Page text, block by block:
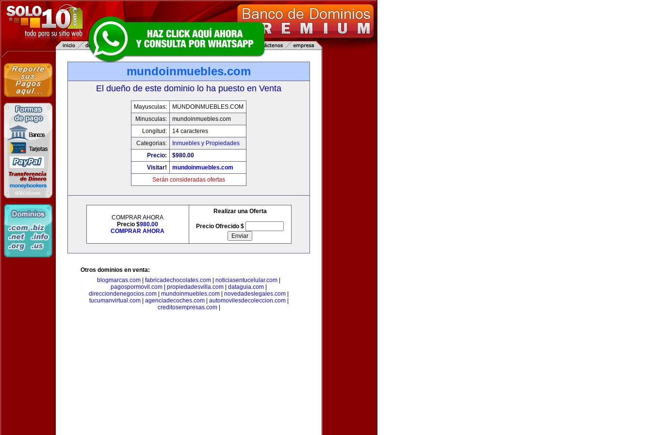
mundoinmuebles.com
El dueño de este dominio lo ha puesto en Venta
Mayusculas:
MUNDOINMUEBLES.COM
Minusculas:
mundoinmuebles.com
Longitud:
14 caracteres
Categorias:
Inmuebles y Propiedades
Precio:
$980.00
Visitar!
mundoinmuebles.com
Serán consideradas ofertas
COMPRAR AHORA
Precio $980.00
COMPRAR AHORA
Realizar una Oferta
Precio Ofrecido $
Otros dominios en venta:
blogmarcas.com
fabricadechocolates.com noticiasentucelular.com
pagospormovil.com
propiedadesvilla.com dataguia.com
direcciondenegocios.com
mundoinmuebles.com novedadeslegales.com
tucumanvirtual.com| agenciadecoches.com| automovilesdecoleccion.com|
creditosempresas.com|